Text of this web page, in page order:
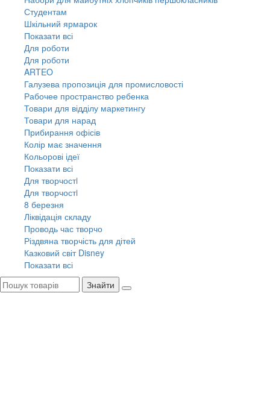
Студентам
Шкільний ярмарок
Показати всі
Для роботи
Для роботи
ARTEO
Галузева пропозиція для промисловості
Рабочее пространство ребенка
Товари для відділу маркетингу
Товари для нарад
Прибирання офісів
Колір має значення
Кольорові ідеї
Показати всі
Для творчостi
Для творчостi
8 березня
Ліквідація складу
Проводь час творчо
Різдвяна творчість для дітей
Казковий світ Disney
Показати всі
Знайти